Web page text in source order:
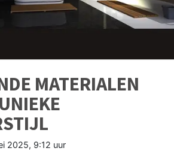
MATERIALEN
2025, 9:12 uur